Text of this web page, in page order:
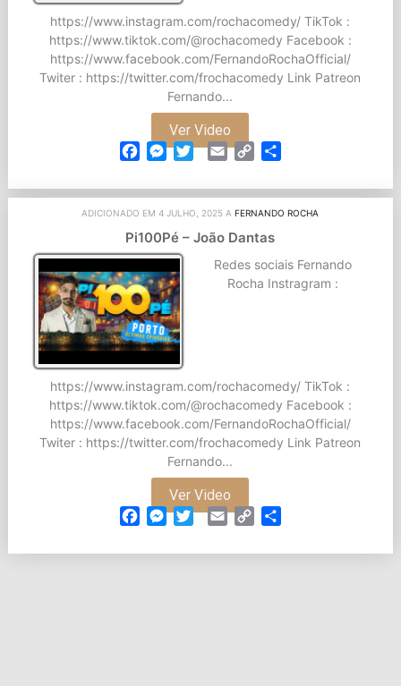
https://www.instagram.com/rochacomedy/ TikTok :
https://www.tiktok.com/@rochacomedy Facebook :
https://www.facebook.com/FernandoRochaOfficial/
Twiter : https://twitter.com/frochacomedy Link Patreon
Fernando...
Ver Video
Facebook
Messenger
TwitterEmail Copy
ADICIONADO EM 4 JULHO, 2025 AFERNANDO ROCHA
Pi100Pé – João Dantas
Redes sociais Fernando
Rocha Instragram :
https://www.instagram.com/rochacomedy/ TikTok :
https://www.tiktok.com/@rochacomedy Facebook :
https://www.facebook.com/FernandoRochaOfficial/
Twiter : https://twitter.com/frochacomedy Link Patreon
Fernando...
Ver Video
Facebook
Messenger
TwitterEmail Copy